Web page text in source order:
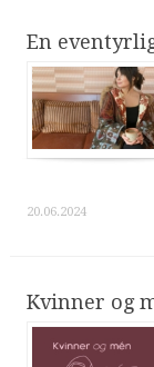
En
20.06.2024
Kvinner og